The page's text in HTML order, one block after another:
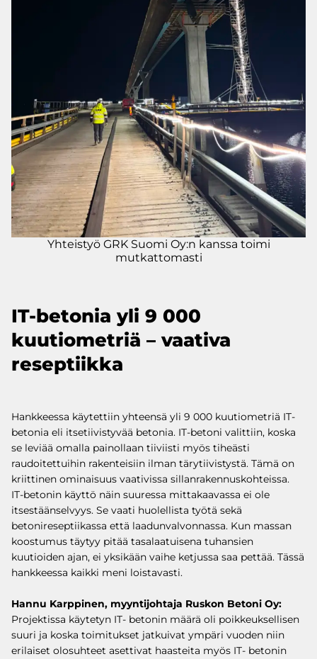
Yhteistyö GRK Suomi Oy:n kanssa toimi
mutkattomasti
IT-betonia yli 9 000
kuutiometriä – vaativa
reseptiikka
Hankkeessa käytettiin yhteensä yli 9 000 kuutiometriä IT-
betonia eli itsetiivistyvää betonia. IT-betoni valittiin, koska
se leviää omalla painollaan tiiviisti myös tiheästi
raudoitettuihin rakenteisiin ilman tärytiivistystä. Tämä on
kriittinen ominaisuus vaativissa sillanrakennuskohteissa.
IT-betonin käyttö näin suuressa mittakaavassa ei ole
itsestäänselvyys. Se vaati huolellista työtä sekä
betonireseptiikassa että laadunvalvonnassa. Kun massan
koostumus täytyy pitää tasalaatuisena tuhansien
kuutioiden ajan, ei yksikään vaihe ketjussa saa pettää. Tässä
hankkeessa kaikki meni loistavasti.
Hannu Karppinen, myyntijohtaja Ruskon Betoni Oy:
Projektissa käytetyn IT- betonin määrä oli poikkeuksellisen
suuri ja koska toimitukset jatkuivat ympäri vuoden niin
erilaiset olosuhteet asettivat haasteita myös IT- betonin